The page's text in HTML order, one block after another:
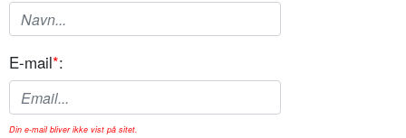
E-mail*:
Din e-mail bliver ikke vist på sitet.